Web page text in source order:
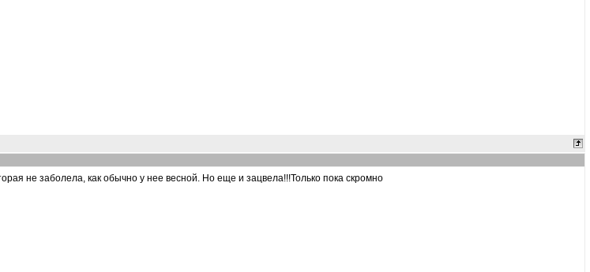
не заболела, как обычно у нее весной. Но еще и зацвела!!!Только пока скромно